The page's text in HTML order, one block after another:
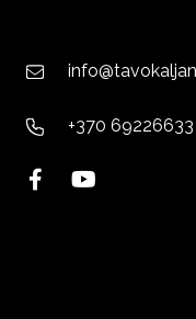
+370 69226633